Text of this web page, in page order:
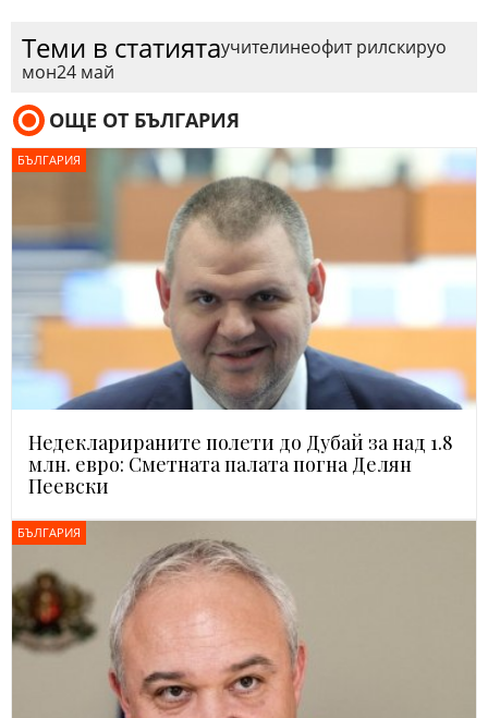
Теми в статиятаучителинеофит рилскируо
мон24 май
ОЩЕ ОТ БЪЛГАРИЯ
БЪЛГАРИЯ
Недекларираните полети до Дубай за над 1.8
млн. евро: Сметната палата погна Делян
Пеевски
БЪЛГАРИЯ